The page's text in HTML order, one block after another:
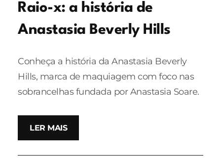
Raio-x: a história de
Anastasia Beverly Hills
Conheça a história da Anastasia Beverly
Hills, marca de maquiagem com foco nas
sobrancelhas fundada por Anastasia Soare.
LER MAIS